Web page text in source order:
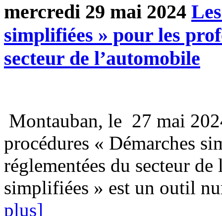
mercredi 29 mai 2024
simplifiées » pour les
secteur de l’automobile
Montauban, le 27 mai
procédures « Démarches
réglementées du secteur
simplifiées » est un outil
plus]